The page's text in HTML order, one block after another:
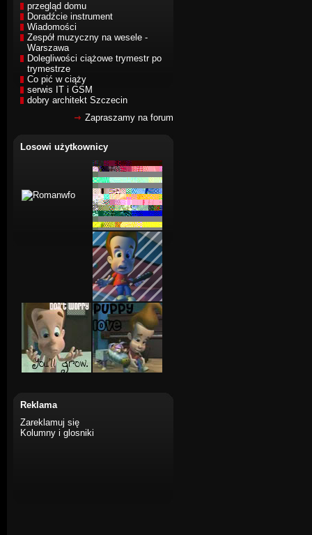
przegląd domu
Doradźcie instrument
Wiadomości
Zespół muzyczny na wesele -
Warszawa
Dolegliwości ciążowe trymestr po
trymestrze
Co pić w ciąży
serwis IT i GSM
dobry architekt Szczecin
Zapraszamy na forum
Losowi użytkownicy
Reklama
Zareklamuj się
Kolumny i glosniki